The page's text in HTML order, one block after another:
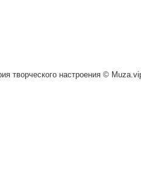
творческого настроения ©